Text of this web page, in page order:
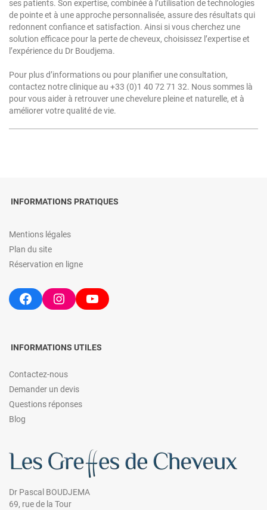
ses patients. Son expertise, combinée à l’utilisation de technologies
de pointe et à une approche personnalisée, assure des résultats qui
redonnent confiance et satisfaction. Ainsi si vous cherchez une
solution efficace pour la perte de cheveux, choisissez l’expertise et
l’expérience du Dr Boudjema.
Pour plus d’informations ou pour planifier une consultation,
contactez notre clinique au +33 (0)1 40 72 71 32. Nous sommes là
pour vous aider à retrouver une chevelure pleine et naturelle, et à
améliorer votre qualité de vie.
INFORMATIONS PRATIQUES
Mentions légales
Plan du site
Réservation en ligne
Facebook Instagram YouTube
INFORMATIONS UTILES
Contactez-nous
Demander un devis
Questions réponses
Blog
Dr Pascal BOUDJEMA
69, rue de la Tour